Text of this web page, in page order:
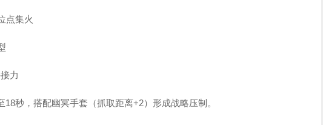
点集火
力
秒，搭配幽冥手套（抓取距离+2）形成战略压制。